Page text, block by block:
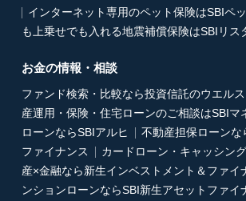
インターネット専用のペット保険はSBIペ
も上乗せでも入れる地震補償保険はSBIリス
お金の情報・相談
ファンド検索・比較なら投資信託のウエル
産運用・保険・住宅ローンのご相談はSBIマ
ローンならSBIアルヒ
不動産担保ローンな
ファイナンス
カードローン・キャッシン
産×金融なら新生インベストメント＆ファイ
ンションローンならSBI新生アセットファイ